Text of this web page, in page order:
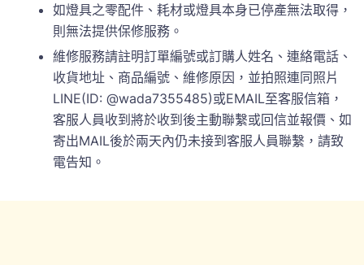
如燈具之零配件、耗材或燈具本身已停產無法取得，
則無法提供保修服務。
維修服務請註明訂單編號或訂購人姓名、連絡電話、
收貨地址、商品編號、維修原因，並拍照連同照片
LINE(ID: @wada7355485)或EMAIL至客服信箱，
客服人員收到將於收到後主動聯繫或回信並報價、如
寄出MAIL後於兩天內仍未接到客服人員聯繫，請致
電告知。